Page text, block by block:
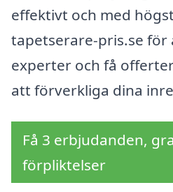
effektivt och med
tapetserare-pris.se för
experter och få
att förverkliga dina
Få 3 erbjudanden,
förpliktelser